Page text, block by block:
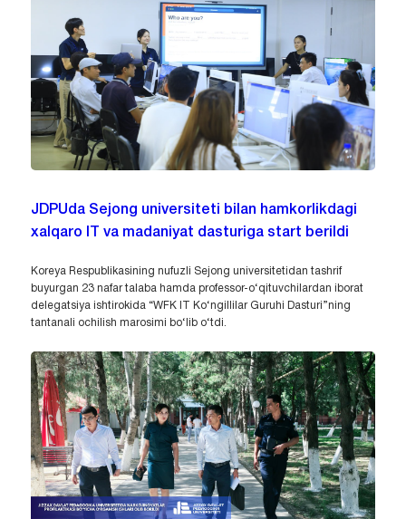
JDPUda Sejong universiteti bilan hamkorlikdagi
xalqaro IT va madaniyat dasturiga start berildi
Koreya Respublikasining nufuzli Sejong universitetidan tashrif
buyurgan 23 nafar talaba hamda professor-o‘qituvchilardan iborat
delegatsiya ishtirokida “WFK IT Ko‘ngillilar Guruhi Dasturi”ning
tantanali ochilish marosimi bo‘lib o‘tdi.